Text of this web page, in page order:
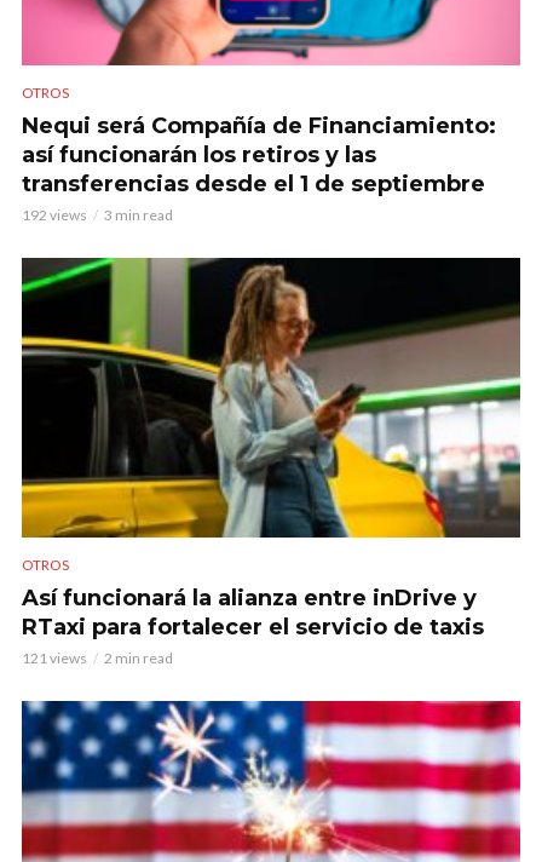
OTROS
Nequi será Compañía de Financiamiento:
así funcionarán los retiros y las
transferencias desde el 1 de septiembre
192 views 3 min read
OTROS
Así funcionará la alianza entre inDrive y
RTaxi para fortalecer el servicio de taxis
121 views 2 min read